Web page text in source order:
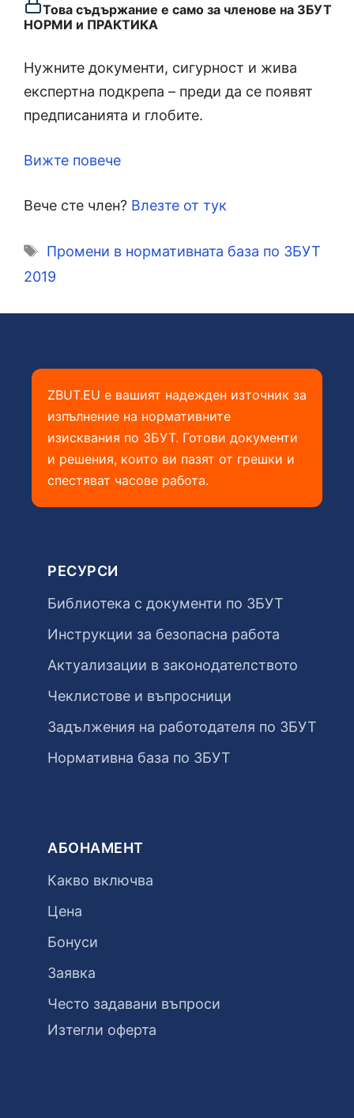
Това съдържание е само за членове на ЗБУТ
НОРМИ и ПРАКТИКА
Нужните документи, сигурност и жива
експертна подкрепа – преди да се появят
предписанията и глобите.
Вижте повече
Вече сте член? Влезте от тук
Етикети
Промени в нормативната база по ЗБУТ
2019
ZBUT.EU е вашият надежден източник за
изпълнение на нормативните
изисквания по ЗБУТ. Готови документи
и решения, които ви пазят от грешки и
спестяват часове работа.
РЕСУРСИ
Библиотека с документи по ЗБУТ
Инструкции за безопасна работа
Актуализации в законодателството
Чеклистове и въпросници
Задължения на работодателя по ЗБУТ
Нормативна база по ЗБУТ
АБОНАМЕНТ
Какво включва
Цена
Бонуси
Заявка
Често задавани въпроси
Изтегли оферта